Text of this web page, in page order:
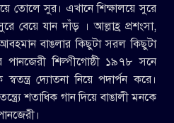
তোলে সুর। এখানে শিক্ষালয়ে সুরে
বেয়ে যান দাঁড় । আল্লাহ্র প্রশংসা,
বাঙলার কিছুটা সরল কিছুটা
পানজেরী শিল্পীগোষ্ঠী ১৯৭৮ সনে
দ্যোতনা নিয়ে পদার্পন করে।
শতাধিক গান দিয়ে বাঙালী মনকে